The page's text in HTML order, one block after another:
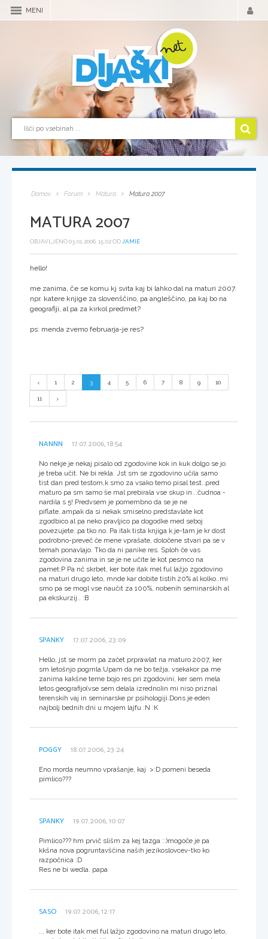
MENI
Domov Forum Matura Matura 2007
MATURA 2007
OBJAVLJENO 03.01.2006, 15:02 OD JAMIE
hello!
me zanima, če se komu kj svita kaj bi lahko dal na maturi 2007.
npr. katere knjige za slovenščino, pa angleščino, pa kaj bo na
geografiji, al pa za kirkol predmet?
ps: menda zvemo februarja-je res?
1 2 3 4 5 6 7 8 9 10
11
NANNN 17.07.2006, 18:54
No nekje je nekaj pisalo od zgodovine kok in kuk dolgo se jo
je treba učit. Ne bi rekla. Jst sm se zgodovino učila samo
tist dan pred testom,k smo za vsako temo pisal test..pred
maturo pa sm samo še mal prebirala vse skup in...čudnoa -
nardila s 5! Predvsem je pomembno da se je ne
piflate..ampak da si nekak smiselno predstavlate kot
zgodbico al pa neko pravljico pa dogodke med seboj
povezujete..pa tko no. Pa itak tista knjiga k je-tam je kr dost
podrobno-preveč če mene vprašate, določene stvari pa se v
temah ponavlajo. Tko da ni panike res. Sploh če vas
zgodovina zanima in se je ne učite le kot pesmco na
pamet:P Pa nč skrbet, ker bote itak mel ful lažjo zgodovino
na maturi drugo leto, mnde kar dobite tistih 20% al kolko..mi
smo pa se mogl vse naučit za 100%, nobenih seminarskih al
pa ekskurzij.. :B
SPANKY 17.07.2006, 23:09
Hello, jst se morm pa začet prprawlat na maturo 2007, ker
sm letošnjo pogrnla.Upam da ne bo težja, vsekakor pa me
zanima kakšne teme bojo res pri zgodovini, ker sem mela
letos geografijo(vse sem delala izredno)in mi niso priznal
terenskih vaj in seminarske pr psihologiji.Dons je eden
najbolj bednih dni u mojem lajfu :N :K
POGGY 18.07.2006, 23:24
Eno morda neumno vprašanje, kaj >:D pomeni beseda
pimlico???
SPANKY 19.07.2006, 10:07
Pimlico??? hm prvič slišm za kej tazga ::)mogoče je pa
kkšna nova pogruntavščina naših jezikoslovcev-tko ko
razpočnica :D
Res ne bi wedla. papa
SASO 19.07.2006, 12:17
... ker bote itak mel ful lažjo zgodovino na maturi drugo leto,